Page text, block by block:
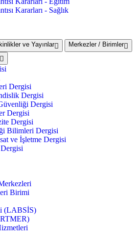
Kararları - Sağlık
ve Yayınlar
Merkezler / Birimler
Dergisi
Dergisi
Dergisi
Dergisi
Dergisi
Bilimleri Dergisi
ve İşletme Dergisi
Birimi
(LABSİS)